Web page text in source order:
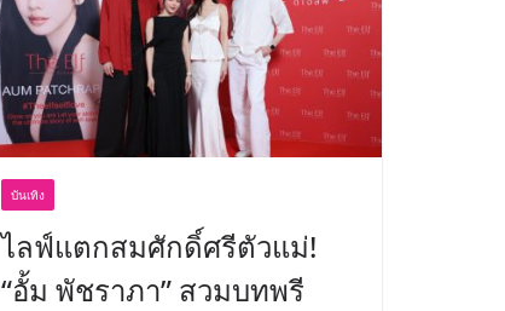
บันเทิง
ไลฟ์แตกสมศักดิ์ศรีตัวแม่!
“อั้ม พัชราภา” สวมบทพรี